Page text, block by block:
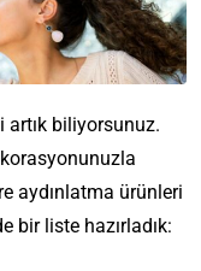
artık biliyorsunuz.
aydınlatma ürünleri
bir liste hazırladık: